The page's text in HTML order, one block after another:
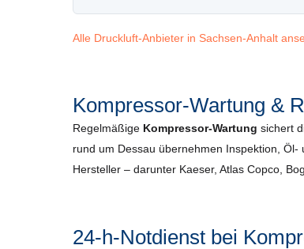
Alle Druckluft-Anbieter in Sachsen-Anhalt
Kompressor-Wartung &
Regelmäßige Kompressor-Wartung sichert
rund um Dessau übernehmen Inspektion,
Hersteller – darunter Kaeser, Atlas Copco,
24-h-Notdienst bei